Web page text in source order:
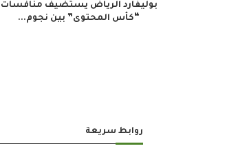
بوليفارد الرياض يستضيف منافسات
“كأس المحتوى” بين نجوم...
روابط سريعة